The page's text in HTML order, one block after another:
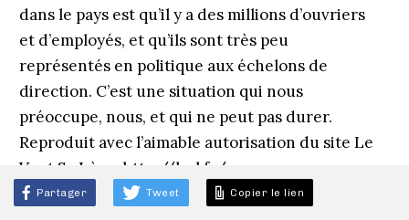
dans le pays est qu’il y a des millions d’ouvriers
et d’employés, et qu’ils sont très peu
représentés en politique aux échelons de
direction. C’est une situation qui nous
préoccupe, nous, et qui ne peut pas durer.
Reproduit avec l’aimable autorisation du site Le
Vent Se Lève, http://lvsl.fr/
*Guillaume Roubaud-Quashieest directeur de
Partager Tweet Copier le lien